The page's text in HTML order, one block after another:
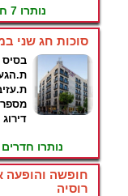
נותרו 7 חדרים למבצע זה !
סוכות חג שני
בסיס
מספר
נותרו
חופשה והופעה
רוסיה